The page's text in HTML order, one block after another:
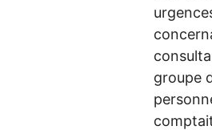
groupe